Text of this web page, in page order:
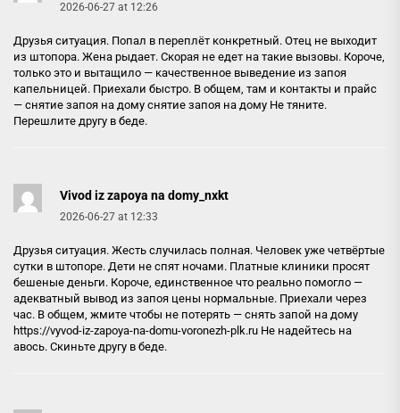
2026-06-27 at 12:26
Друзья ситуация. Попал в переплёт конкретный. Отец не выходит
из штопора. Жена рыдает. Скорая не едет на такие вызовы. Короче,
только это и вытащило — качественное выведение из запоя
капельницей. Приехали быстро. В общем, там и контакты и прайс
— снятие запоя на дому снятие запоя на дому Не тяните.
Перешлите другу в беде.
Vivod iz zapoya na domy_nxkt
2026-06-27 at 12:33
Друзья ситуация. Жесть случилась полная. Человек уже четвёртые
сутки в штопоре. Дети не спят ночами. Платные клиники просят
бешеные деньги. Короче, единственное что реально помогло —
адекватный вывод из запоя цены нормальные. Приехали через
час. В общем, жмите чтобы не потерять — снять запой на дому
https://vyvod-iz-zapoya-na-domu-voronezh-plk.ru Не надейтесь на
авось. Скиньте другу в беде.